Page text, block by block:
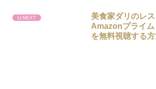
U-NEXT
美食家ダリのレ
Amazonプライ
を無料視聴する方